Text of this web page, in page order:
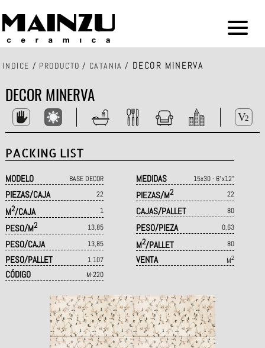
INDICE / PRODUCTO / CATANIA / DECOR MINERVA
DECOR MINERVA
PACKING LIST
MODELO BASE DECOR MEDIDAS 15x30 · 6"x12"
PIEZAS/CAJA 22 PIEZAS/M2 22
M2/CAJA 1 CAJAS/PALLET 80
PESO/M2 13,85 PESO/PIEZA 0,63
PESO/CAJA 13,85 M2/PALLET 80
PESO/PALLET 1.107 VENTA M2
CÓDIGO M·220